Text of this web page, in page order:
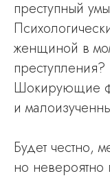
преступный
женщиной в
преступления?
Шокирующие
и
Будет честно,
но невероятно